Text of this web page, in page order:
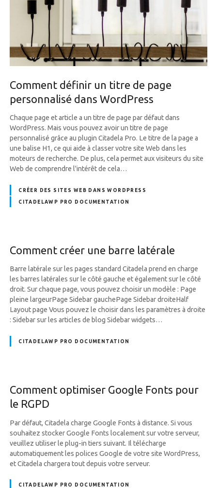
Comment définir un titre de page
personnalisé dans WordPress
Chaque page et article a un titre de page par défaut dans
WordPress. Mais vous pouvez avoir un titre de page
personnalisé grâce au plugin Citadela Pro. Le titre de la page a
une balise H1, ce qui aide à classer votre site Web dans les
moteurs de recherche. De plus, cela permet aux visiteurs du site
Web de comprendre l'intérêt de cela…
CRÉER DES SITES WEB DANS WORDPRESS
CITADELAWP PRO DOCUMENTATION
Comment créer une barre latérale
Barre latérale sur les pages standard Citadela prend en charge
les barres latérales sur le côté gauche et également sur le côté
droit. Sur chaque page, vous pouvez choisir un modèle : Page
pleine largeurPage Sidebar gauchePage Sidebar droiteHalf
Layout page Vous pouvez le choisir dans les paramètres à droite
: Sidebar sur les articles de blog Sidebar widgets…
CITADELAWP PRO DOCUMENTATION
Comment optimiser Google Fonts pour
le RGPD
Par défaut, Citadela charge Google Fonts à distance. Si vous
souhaitez stocker Google Fonts localement sur votre serveur,
veuillez utiliser le plug-in tiers suivant. Il télécharge
automatiquement les polices Google de votre site WordPress,
et Citadela chargera tout depuis votre serveur.
CITADELAWP PRO DOCUMENTATION